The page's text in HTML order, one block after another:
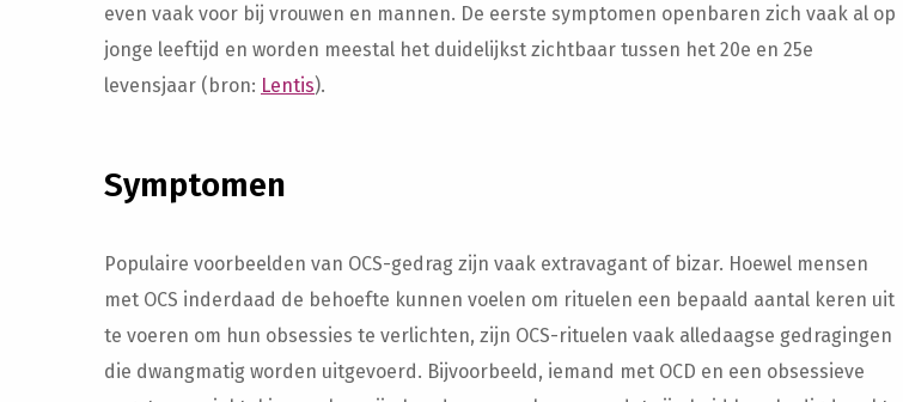
even vaak voor bij vrouwen en mannen. De eerste symptomen openbaren zich vaak al op
jonge leeftijd en worden meestal het duidelijkst zichtbaar tussen het 20e en 25e
levensjaar (bron: Lentis).
Symptomen
Populaire voorbeelden van OCS-gedrag zijn vaak extravagant of bizar. Hoewel mensen
met OCS inderdaad de behoefte kunnen voelen om rituelen een bepaald aantal keren uit
te voeren om hun obsessies te verlichten, zijn OCS-rituelen vaak alledaagse gedragingen
die dwangmatig worden uitgevoerd. Bijvoorbeeld, iemand met OCD en een obsessieve